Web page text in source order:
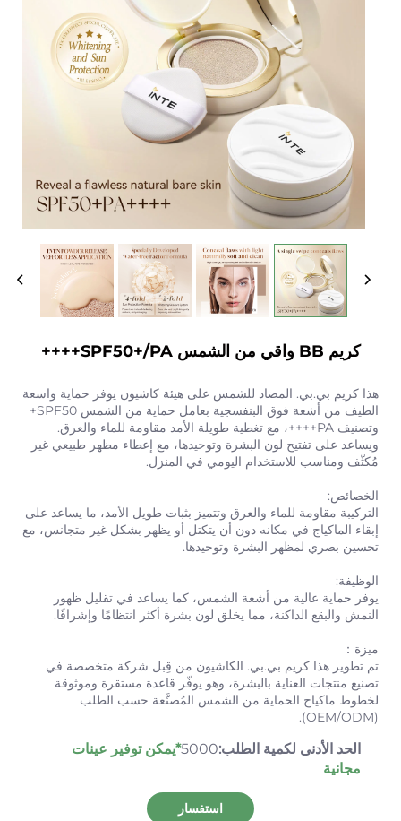
كريم BB واقي من الشمس SPF50+/PA++++
هذا كريم بي.بي. المضاد للشمس على هيئة كاشيون يوفر حماية واسعة
الطيف من أشعة فوق البنفسجية بعامل حماية من الشمس SPF50+
وتصنيف PA++++، مع تغطية طويلة الأمد مقاومة للماء والعرق.
ويساعد على تفتيح لون البشرة وتوحيدها، مع إعطاء مظهر طبيعي غير
مُكثّف ومناسب للاستخدام اليومي في المنزل.
الخصائص:
التركيبة مقاومة للماء والعرق وتتميز بثبات طويل الأمد، ما يساعد على
إبقاء الماكياج في مكانه دون أن يتكتل أو يظهر بشكل غير متجانس، مع
تحسين بصري لمظهر البشرة وتوحيدها.
الوظيفة:
يوفر حماية عالية من أشعة الشمس، كما يساعد في تقليل ظهور
النمش والبقع الداكنة، مما يخلق لون بشرة أكثر انتظامًا وإشراقًا.
ميزة：
تم تطوير هذا كريم بي.بي. الكاشيون من قِبل شركة متخصصة في
تصنيع منتجات العناية بالبشرة، وهو يوفّر قاعدة مستقرة وموثوقة
لخطوط ماكياج الحماية من الشمس المُصنَّعة حسب الطلب
(OEM/ODM).
الحد الأدنى لكمية الطلب:5000*يمكن توفير عينات
مجانية
استفسار